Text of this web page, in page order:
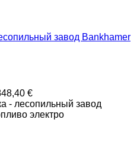
завод Bankhamer
€
- лесопильный завод
электро